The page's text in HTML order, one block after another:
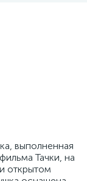
выполненная
Тачки, на
открытом